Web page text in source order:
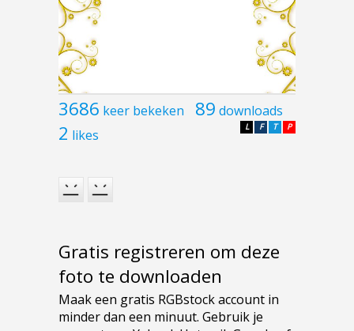
3686 keer bekeken 89 downloads
2 likes P
T
F
L
Gratis registreren om deze
foto te downloaden